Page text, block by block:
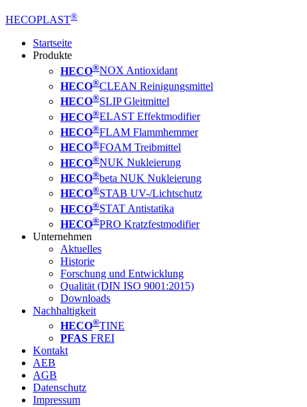
HECOPLAST®
Startseite
Produkte
HECO®NOX Antioxidant
HECO®CLEAN Reinigungsmittel
HECO®SLIP Gleitmittel
HECO®ELAST Effektmodifier
HECO®FLAM Flammhemmer
HECO®FOAM Treibmittel
HECO®NUK Nukleierung
HECO®beta NUK Nukleierung
HECO®STAB UV-/Lichtschutz
HECO®STAT Antistatika
HECO®PRO Kratzfestmodifier
Unternehmen
Aktuelles
Historie
Forschung und Entwicklung
Qualität (DIN ISO 9001:2015)
Downloads
Nachhaltigkeit
HECO®TINE
PFAS FREI
Kontakt
AEB
AGB
Datenschutz
Impressum